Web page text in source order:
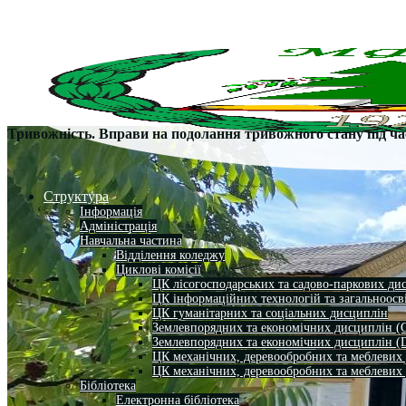
Структура
Інформація
Адміністрація
Навчальна частина
Відділення коледжу
Циклові комісії
ЦК лісогосподарських та садово-паркових
ЦК інформаційних технологій та
ЦК гуманітарних та соціальних дисциплін
Землевпорядних та економічних дисциплін
Землевпорядних та економічних дисциплін
ЦК механічних, деревообробних та
ЦК механічних, деревообробних та
Бібліотека
Електронна бібліотека
Тривожність. Вправи на подолання тривожного стану під